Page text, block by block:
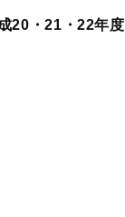
20・21・22年度